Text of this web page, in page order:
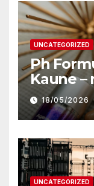
UNCATEGORIZED
Ph
Kaune –
18/05/2026
UNCATEGORIZED